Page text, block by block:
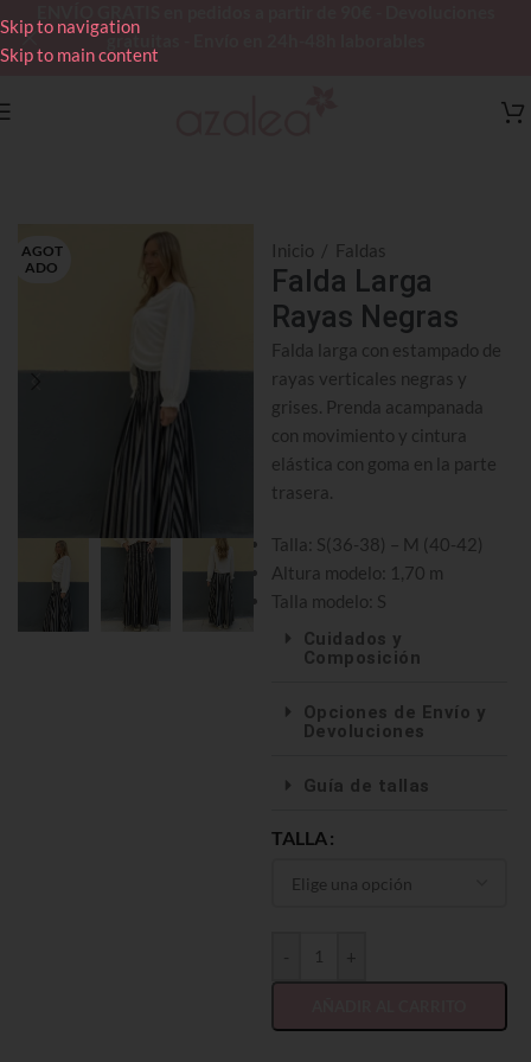
Skip to navigation
Skip to main content
gratuitas - Envío en 24h-48h laborables
AGOT
ADO
Inicio / Faldas
Falda Larga
Rayas Negras
Falda larga con estampado de
rayas verticales negras y
grises. Prenda acampanada
con movimiento y cintura
elástica con goma en la parte
trasera.
Talla: S(36-38) – M (40-42)
Altura modelo: 1,70 m
Talla modelo: S
Cuidados y
Composición
Opciones de Envío y
Devoluciones
Guía de tallas
TALLA
+